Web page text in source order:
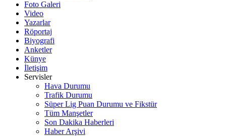
Foto Galeri
Video
Yazarlar
Röportaj
Biyografi
Anketler
Künye
İletişim
Servisler
Hava Durumu
Trafik Durumu
Süper Lig Puan Durumu ve Fikstür
Tüm Manşetler
Son Dakika Haberleri
Haber Arşivi